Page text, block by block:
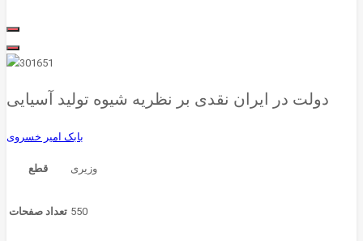
دولت در ایران نقدی بر نظریه شیوه تولید آسیایی
بابک امیر خسروی
قطع
تعداد صفحات 550